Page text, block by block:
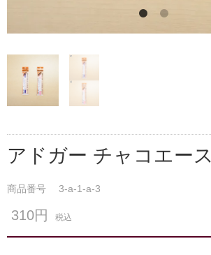
アドガー チャコエース
商品番号 3-a-1-a-3
310円 税込